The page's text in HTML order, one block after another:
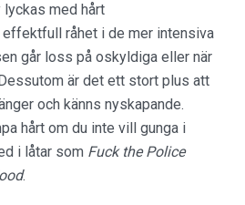
lyckas med hårt
effektfull råhet i de mer intensiva
går loss på oskyldiga eller när
är det ett stort plus att
och känns nyskapande.
hårt om du inte vill gunga i
i låtar som Fuck the Police
.